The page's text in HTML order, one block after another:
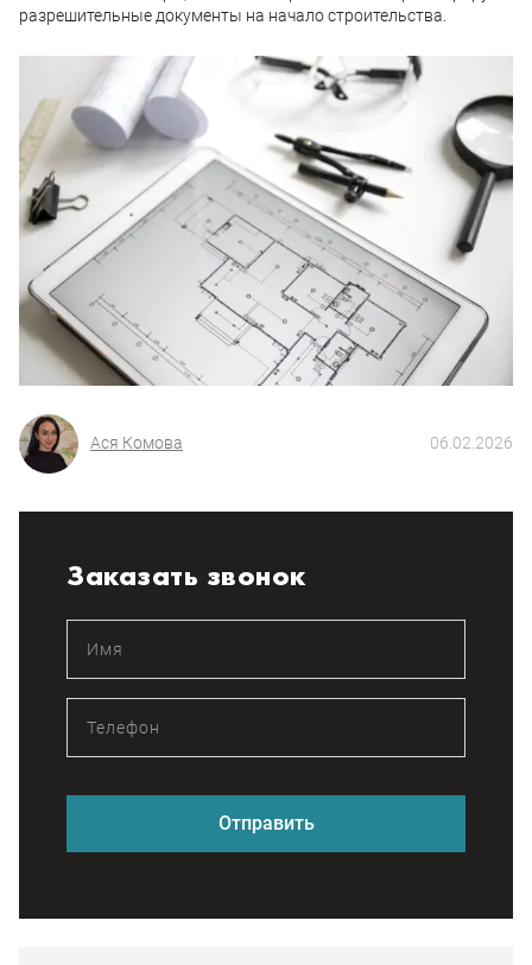
разрешительные документы на начало строительства.
Ася Комова 06.02.2026
Заказать звонок
Отправить